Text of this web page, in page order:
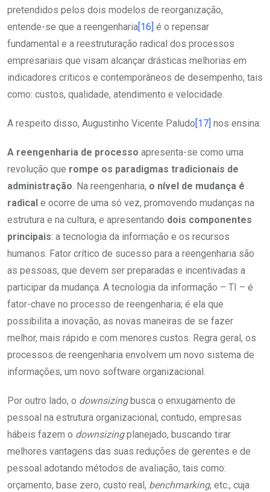
pretendidos pelos dois modelos de reorganização,
entende-se que a reengenharia[16] é o repensar
fundamental e a reestruturação radical dos processos
empresariais que visam alcançar drásticas melhorias em
indicadores críticos e contemporâneos de desempenho, tais
como: custos, qualidade, atendimento e velocidade.
A respeito disso, Augustinho Vicente Paludo[17] nos ensina:
A reengenharia de processo apresenta-se como uma
revolução que rompe os paradigmas tradicionais de
administração. Na reengenharia, o nível de mudança é
radical e ocorre de uma só vez, promovendo mudanças na
estrutura e na cultura, e apresentando dois componentes
principais: a tecnologia da informação e os recursos
humanos. Fator crítico de sucesso para a reengenharia são
as pessoas, que devem ser preparadas e incentivadas a
participar da mudança. A tecnologia da informação – TI – é
fator-chave no processo de reengenharia; é ela que
possibilita a inovação, as novas maneiras de se fazer
melhor, mais rápido e com menores custos. Regra geral, os
processos de reengenharia envolvem um novo sistema de
informações, um novo software organizacional.
Por outro lado, o downsizingbusca o enxugamento de
pessoal na estrutura organizacional, contudo, empresas
hábeis fazem o downsizingplanejado, buscando tirar
melhores vantagens das suas reduções de gerentes e de
pessoal adotando métodos de avaliação, tais como:
orçamento, base zero, custo real, benchmarking, etc., cuja